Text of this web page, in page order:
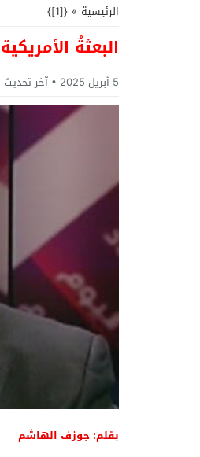
الرئيسية »
{[1]}
البعثةُ
5 أبريل 2025 آخر تحديث
بقلم: جوزف الهاشم